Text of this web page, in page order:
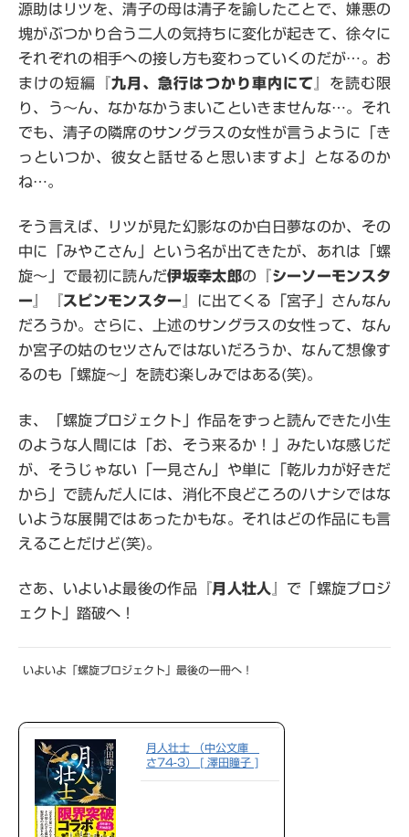
源助はリツを、清子の母は清子を諭したことで、嫌悪の
塊がぶつかり合う二人の気持ちに変化が起きて、徐々に
それぞれの相手への接し方も変わっていくのだが…。お
まけの短編『九月、急行はつかり車内にて
』を読む限
り、う～ん、なかなかうまいこといきませんな…。それ
でも、清子の隣席のサングラスの女性が言うように「き
っといつか、彼女と話せると思いますよ」となるのか
ね…。
そう言えば、リツが見た幻影なのか白日夢なのか、その
中に「みやこさん」という名が出てきたが、あれは「螺
旋～」で最初に読んだ伊坂幸太郎の『シーソーモンスタ
ー 』『スピンモンスター
』に出てくる「宮子」さんなん
だろうか。さらに、上述のサングラスの女性って、なん
か宮子の姑のセツさんではないだろうか、なんて想像す
るのも「螺旋～」を読む楽しみではある(笑)。
ま、「螺旋プロジェクト」作品をずっと読んできた小生
のような人間には「お、そう来るか！」みたいな感じだ
が、そうじゃない「一見さん」や単に「乾ルカが好きだ
から」で読んだ人には、消化不良どころのハナシではな
いような展開ではあったかもな。それはどの作品にも言
えることだけど(笑)。
さあ、いよいよ最後の作品『月人壮人
』で「螺旋プロジ
ェクト」踏破へ！
いよいよ「螺旋プロジェクト」最後の一冊へ！
月人壮士 （中公文庫
さ74-3） [ 澤田瞳子 ]